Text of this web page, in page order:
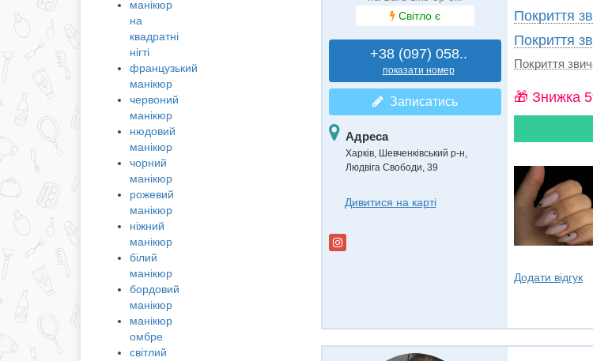
манікюр
на
квадратні
нігті
французький
манікюр
червоний
манікюр
нюдовий
манікюр
чорний
манікюр
рожевий
манікюр
ніжний
манікюр
білий
манікюр
бордовий
манікюр
манікюр
омбре
світлий
Світло є
+38 (097) 058..
показати номер
Записатись
Адреса
Харків, Шевченківський р-н
Людвіга Свободи, 39
Дивитися на карті
Покриття
Покриття
Покриття
🎁 Знижка
Додати відгук